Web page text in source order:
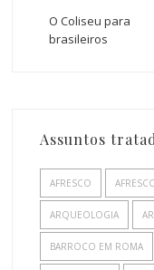
O Coliseu para
brasileiros
Assuntos
AFRESCO
ARQUEOLOGIA
BARROCO EM ROMA